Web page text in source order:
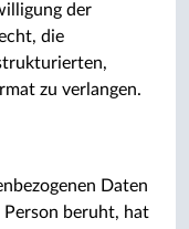
der
die
zu verlangen.
Daten
beruht, hat